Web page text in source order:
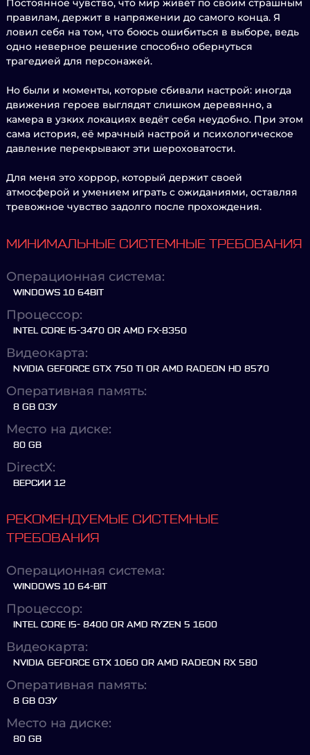
Постоянное чувство, что мир живёт по своим страшным
правилам, держит в напряжении до самого конца. Я
ловил себя на том, что боюсь ошибиться в выборе, ведь
одно неверное решение способно обернуться
трагедией для персонажей.
Но были и моменты, которые сбивали настрой: иногда
движения героев выглядят слишком деревянно, а
камера в узких локациях ведёт себя неудобно. При этом
сама история, её мрачный настрой и психологическое
давление перекрывают эти шероховатости.
Для меня это хоррор, который держит своей
атмосферой и умением играть с ожиданиями, оставляя
тревожное чувство задолго после прохождения.
МИНИМАЛЬНЫЕ СИСТЕМНЫЕ ТРЕБОВАНИЯ
Операционная система:
WINDOWS 10 64BIT
Процессор:
INTEL CORE I5-3470 OR AMD FX-8350
Видеокарта:
NVIDIA GEFORCE GTX 750 TI OR AMD RADEON HD 8570
Оперативная память:
8 GB ОЗУ
Место на диске:
80 GB
DirectX:
ВЕРСИИ 12
РЕКОМЕНДУЕМЫЕ СИСТЕМНЫЕ
ТРЕБОВАНИЯ
Операционная система:
WINDOWS 10 64-BIT
Процессор:
INTEL CORE I5- 8400 OR AMD RYZEN 5 1600
Видеокарта:
NVIDIA GEFORCE GTX 1060 OR AMD RADEON RX 580
Оперативная память:
8 GB ОЗУ
Место на диске:
80 GB